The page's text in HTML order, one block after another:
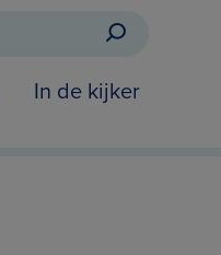
In de kijker